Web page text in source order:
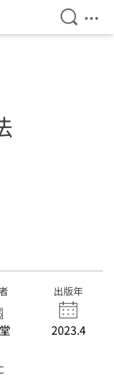
検索を
メ
出版年
2023.4